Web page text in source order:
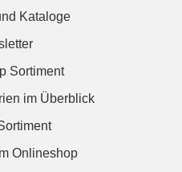
Kataloge
Sortiment
im Überblick
Onlineshop